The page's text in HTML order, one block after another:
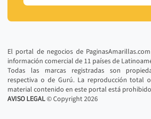
El portal de negocios de
información comercial de 11 países de
Todas las marcas registradas son
respectiva o de Gurú. La reproducción total
material contenido en este portal está
AVISO LEGAL© Copyright2026